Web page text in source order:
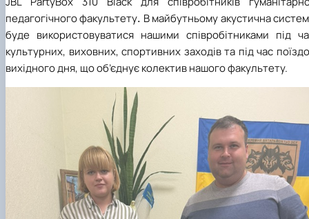
педагогічного факультету. В майбутньому акустична
буде використовуватися нашими співробітниками під
культурних, виховних, спортивних заходів та під час
вихідного дня, що об’єднує колектив нашого факультету.